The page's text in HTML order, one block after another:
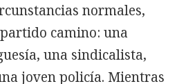
normales,
camino: una
una sindicalista,
joven policía. Mientras